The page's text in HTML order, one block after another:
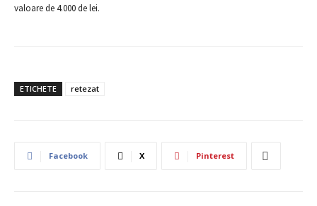
valoare de 4.000 de lei.
ETICHETE retezat
Facebook X Pinterest